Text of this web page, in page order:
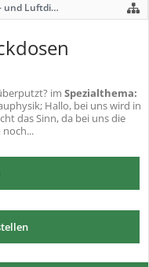
Luftdicht
im Spezialthema:
Hallo, bei uns wird in
das Sinn, da bei uns die